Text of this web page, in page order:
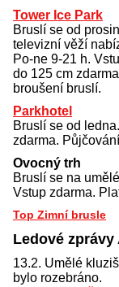
Tower Ice Park
Bruslí se od
televizní věží
Po-ne 9-21 h.
do 125 cm
broušení bruslí.
Parkhotel
Bruslí se od
zdarma.
Ovocný trh
Bruslí se na
Vstup zdarma.
Top Zimní brusle
Ledové zprávy
13.2. Umělé
bylo rozebráno.